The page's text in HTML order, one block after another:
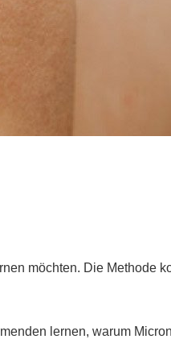
möchten. Die Methode
lernen, warum